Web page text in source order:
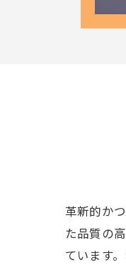
革新的か
た品質の
ています